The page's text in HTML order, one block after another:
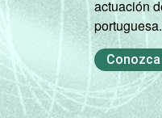
actuación
portuguesa.